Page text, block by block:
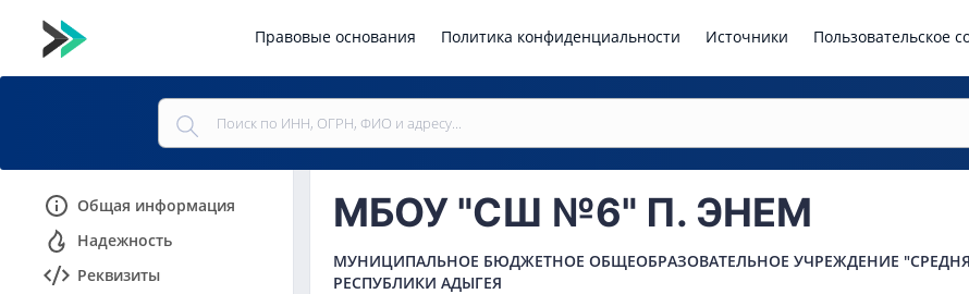
Правовые основания Политика конфиденциальности Источники Пользовательское
Общая информация
Надежность
Реквизиты
МБОУ "СШ №6" П. ЭНЕМ
МУНИЦИПАЛЬНОЕ БЮДЖЕТНОЕ ОБЩЕОБРАЗОВАТЕЛЬНОЕ УЧРЕЖДЕНИЕ
РЕСПУБЛИКИ АДЫГЕЯ